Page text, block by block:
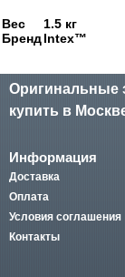
Вес
1.5 кг
БрендIntex™
Оригинальные
купить в
Информация
Доставка
Оплата
Условия соглашения
Контакты